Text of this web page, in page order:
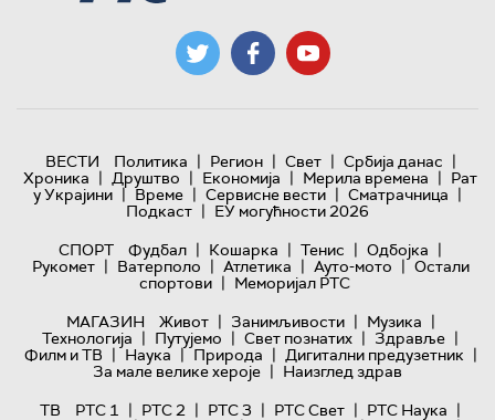
ВЕСТИ Политика | Регион | Свет | Србија данас |
Хроника | Друштво | Економија | Мерила времена | Рат
у Украјини | Време | Сервисне вести | Сматрачница |
Подкаст | ЕУ могућности 2026
СПОРТ
Фудбал | Кошарка | Тенис | Одбојка |
Рукомет | Ватерполо | Атлетика | Ауто-мото | Остали
спортови | Меморијал РТС
МАГАЗИН
Живот | Занимљивости | Музика |
Технологијa | Путујемо | Свет познатих | Здравље |
Филм и ТВ | Наука | Природа | Дигитални предузетник |
За мале велике хероје | Наизглед здрав
ТВ
РТС 1 | РТС 2 | РТС 3 | РТС Свет | РТС Наука |